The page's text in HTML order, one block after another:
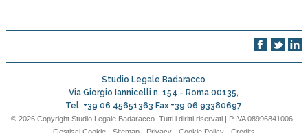
Studio Legale Badaracco
Via Giorgio Iannicelli n. 154 -Roma 00135,
Tel. +39 06 45651363 Fax +39 06 93380697
© 2026 Copyright Studio Legale Badaracco. Tutti i diritti riservati | P.IVA 08996841006 |